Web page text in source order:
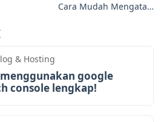
Cara Mudah Mengatasi
& Hosting
google
console lengkap!